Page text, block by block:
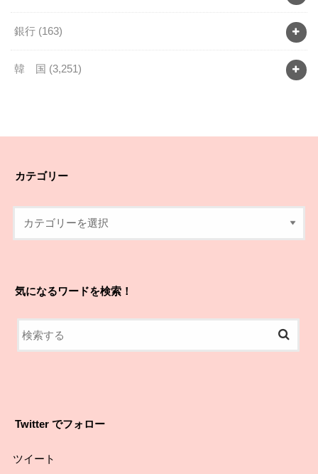
銀行 (163)
韓 国 (3,251)
カテゴリー
気になるワードを検索！
Twitter でフォロー
ツイート